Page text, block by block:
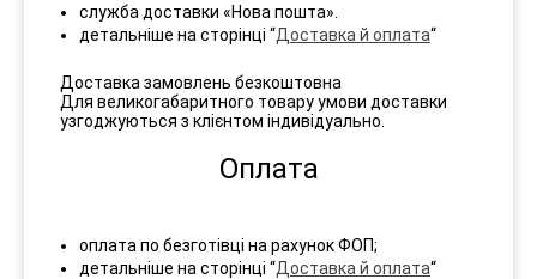
служба доставки «Нова пошта».
детальніше на сторінці “Доставка й оплата“
Доставка замовлень безкоштовна
Для великогабаритного товару умови доставки
узгоджуються з клієнтом індивідуально.
Оплата
оплата по безготівці на рахунок ФОП;
детальніше на сторінці “Доставка й оплата“